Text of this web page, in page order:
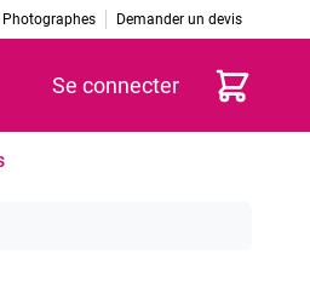
Photographes Demander un devis
Se connecter Panier